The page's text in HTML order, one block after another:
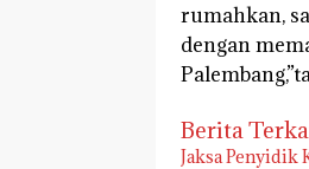
rumahkan,
dengan
Berita
Jaksa Penyidik